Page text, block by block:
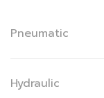
Pneumatic
Hydraulic